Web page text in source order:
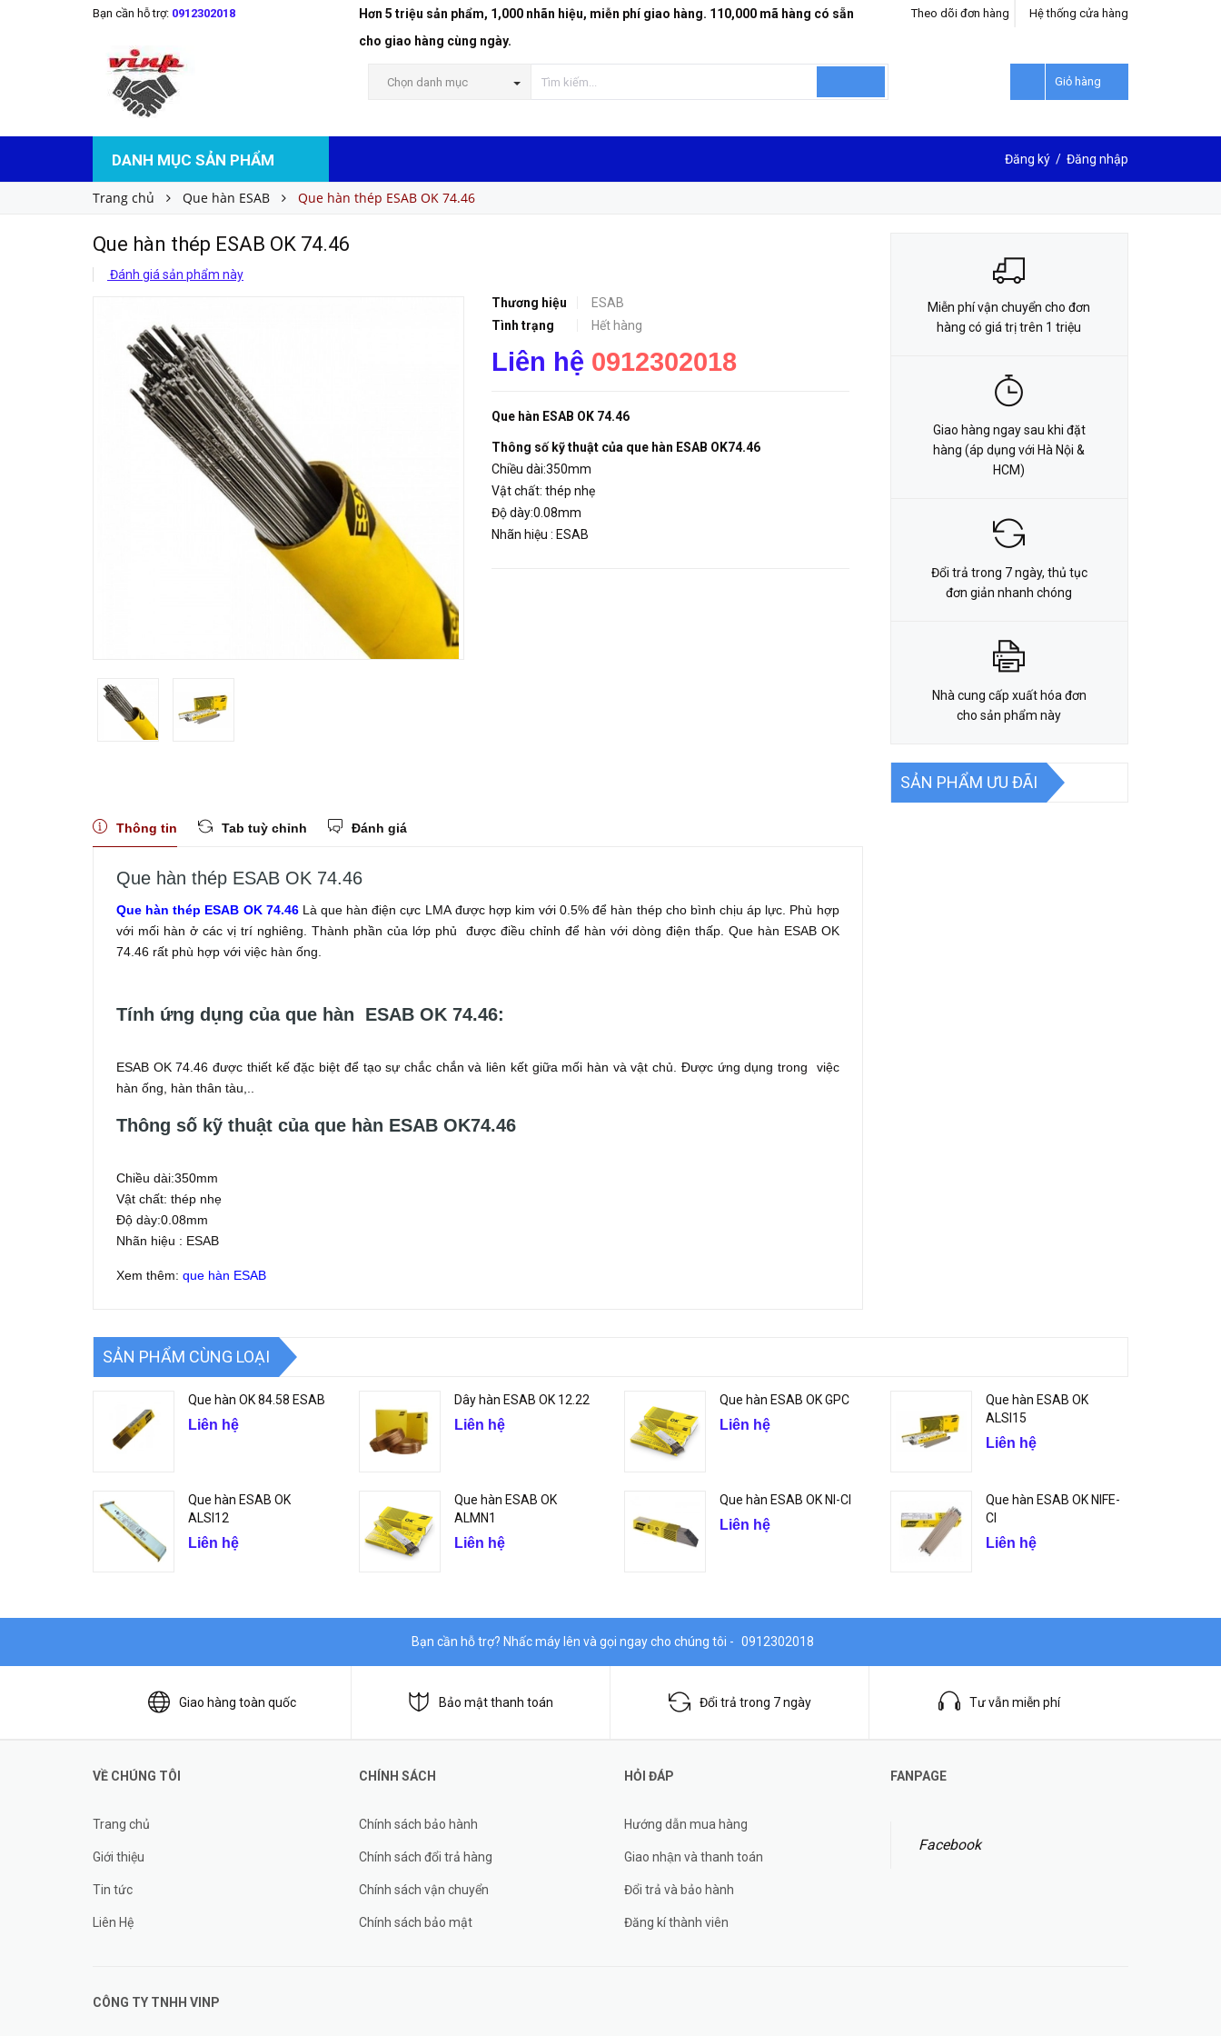
Bạn cần hỗ trợ: 0912302018
Hơn 5 triệu sản phẩm, 1,000 nhãn hiệu, miễn phí giao hàng. 110,000 mã hàng có sẵn
cho giao hàng cùng ngày.
Hệ thống cửa hàng
Theo dõi đơn hàng
Chọn danh mục Giỏ hàng
DANH MỤC SẢN PHẨM Đăng ký / Đăng nhập
Trang chủ Que hàn ESAB Que hàn thép ESAB OK 74.46
Que hàn thép ESAB OK 74.46
Đánh giá sản phẩm này
Thương hiệu
ESAB
Tình trạng
Hết hàng
Liên hệ 0912302018
Que hàn ESAB OK 74.46
Thông số kỹ thuật của que hàn ESAB OK74.46
Chiều dài:350mm
Vật chất: thép nhẹ
Độ dày:0.08mm
Nhãn hiệu : ESAB
Que hàn thép ESAB OK 74.46 LIÊN HỆ ĐẶT HÀNG
Thông tin Tab tuỳ chỉnh Đánh giá
Que hàn thép ESAB OK 74.46
Que hàn thép ESAB OK 74.46 Là que hàn điện cực LMA được hợp kim với 0.5% để hàn thép cho bình chịu áp lực. Phù hợp
với mối hàn ở các vị trí nghiêng. Thành phần của lớp phủ được điều chỉnh để hàn với dòng điện thấp. Que hàn ESAB OK
74.46 rất phù hợp với việc hàn ống.
Tính ứng dụng của que hàn ESAB OK 74.46:
ESAB OK 74.46 được thiết kế đặc biệt để tạo sự chắc chắn và liên kết giữa mối hàn và vật chủ. Được ứng dụng trong việc
hàn ống, hàn thân tàu,..
Thông số kỹ thuật của que hàn ESAB OK74.46
Chiều dài:350mm
Vật chất: thép nhẹ
Độ dày:0.08mm
Nhãn hiệu : ESAB
Xem thêm: que hàn ESAB
Miễn phí vận chuyển cho đơn
hàng có giá trị trên 1 triệu
Giao hàng ngay sau khi đặt
hàng (áp dụng với Hà Nội &
HCM)
Đổi trả trong 7 ngày, thủ tục
đơn giản nhanh chóng
Nhà cung cấp xuất hóa đơn
cho sản phẩm này
SẢN PHẨM ƯU ĐÃI
SẢN PHẨM CÙNG LOẠI
Que hàn OK 84.58 ESAB
Liên hệ
Dây hàn ESAB OK 12.22
Liên hệ
Que hàn ESAB OK GPC
Liên hệ
Que hàn ESAB OK
ALSI15
Liên hệ
Que hàn ESAB OK
ALSI12
Liên hệ
Que hàn ESAB OK
ALMN1
Liên hệ
Que hàn ESAB OK NI-CI
Liên hệ
Que hàn ESAB OK NIFE-
CI
Liên hệ
Bạn cần hỗ trợ? Nhấc máy lên và gọi ngay cho chúng tôi - 0912302018
Giao hàng toàn quốc Bảo mật thanh toán Đổi trả trong 7 ngày Tư vẫn miễn phí
VỀ CHÚNG TÔI
Trang chủ
Giới thiệu
Tin tức
Liên Hệ
CHÍNH SÁCH
Chính sách bảo hành
Chính sách đổi trả hàng
Chính sách vận chuyển
Chính sách bảo mật
HỎI ĐÁP
Hướng dẫn mua hàng
Giao nhận và thanh toán
Đổi trả và bảo hành
Đăng kí thành viên
FANPAGE
Facebook
CÔNG TY TNHH VINP